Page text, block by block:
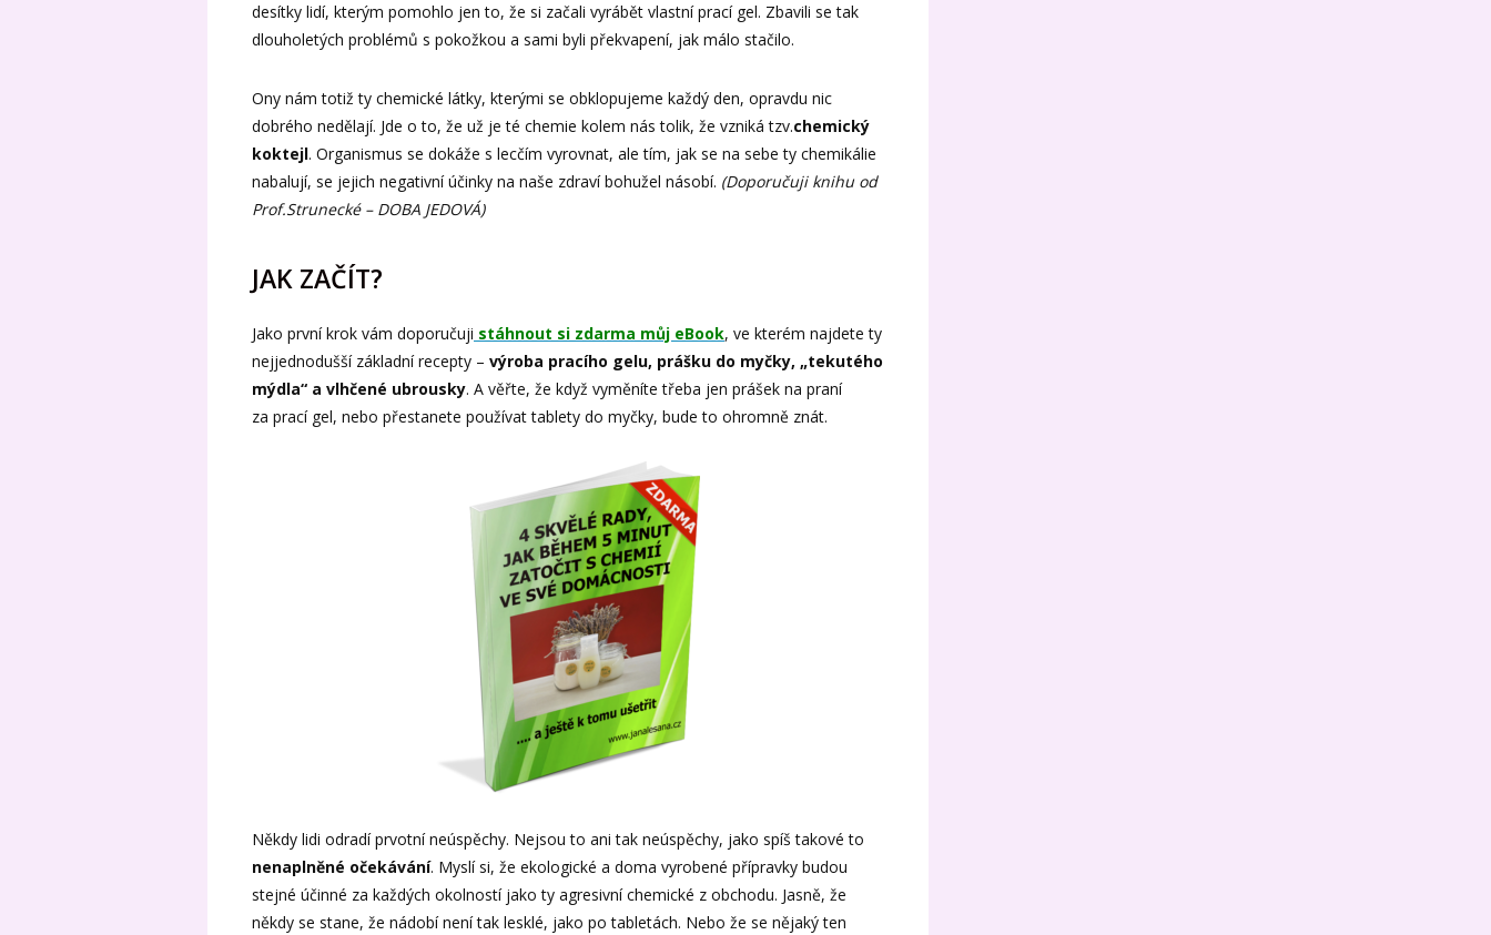
desítky lidí, kterým pomohlo jen to, že si začali vyrábět vlastní prací gel. Zbavili se tak
dlouholetých problémů s pokožkou a sami byli překvapení, jak málo stačilo.
Ony nám totiž ty chemické látky, kterými se obklopujeme každý den, opravdu nic
dobrého nedělají. Jde o to, že už je té chemie kolem nás tolik, že vzniká tzv.chemický
koktejl. Organismus se dokáže s lecčím vyrovnat, ale tím, jak se na sebe ty chemikálie
nabalují, se jejich negativní účinky na naše zdraví bohužel násobí. (Doporučuji knihu od
Prof.Strunecké – DOBA JEDOVÁ)
JAK ZAČÍT?
Jako první krok vám doporučuji stáhnout si zdarma můj eBook, ve kterém najdete ty
nejjednodušší základní recepty – výroba pracího gelu, prášku do myčky, „tekutého
mýdla“ a vlhčené ubrousky. A věřte, že když vyměníte třeba jen prášek na praní
za prací gel, nebo přestanete používat tablety do myčky, bude to ohromně znát.
Někdy lidi odradí prvotní neúspěchy. Nejsou to ani tak neúspěchy, jako spíš takové to
nenaplněné očekávání. Myslí si, že ekologické a doma vyrobené přípravky budou
stejné účinné za každých okolností jako ty agresivní chemické z obchodu. Jasně, že
někdy se stane, že nádobí není tak lesklé, jako po tabletách. Nebo že se nějaký ten